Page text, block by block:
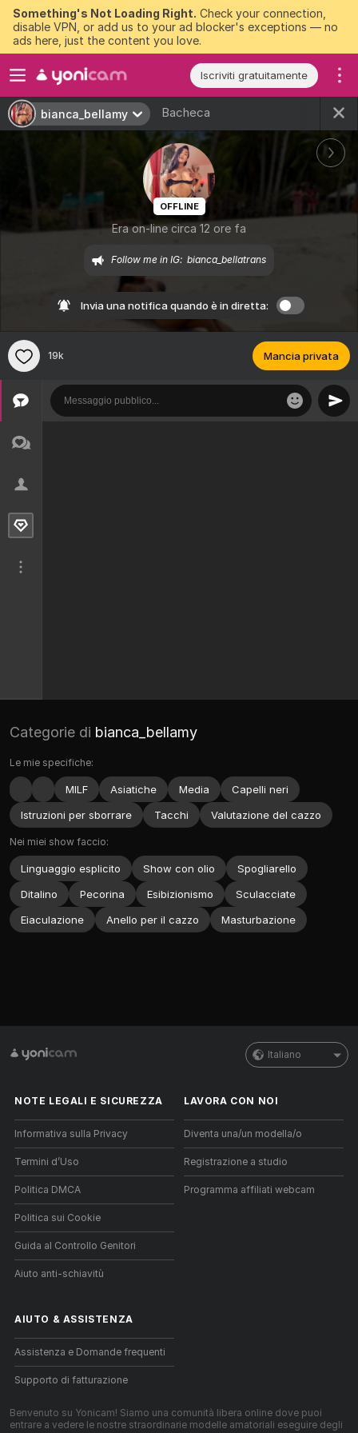
Something's Not Loading Right. Check your connection,
disable VPN, or add us to your ad blocker's exceptions — no
ads here, just the content you love.
Iscriviti gratuitamente
bianca_bellamy Bacheca
OFFLINE
Era on-line circa 12 ore fa
Follow me in IG:  bianca_bellatrans
Invia una notifica quando è in diretta:
19k Mancia privata
Categorie di bianca_bellamy
Le mie specifiche:
MILF Asiatiche Media
Capelli neri
Istruzioni per sborrare
Tacchi Valutazione del cazzo
Nei miei show faccio:
Linguaggio esplicito Show con olio
Spogliarello
Ditalino
Pecorina Esibizionismo
Sculacciate
Eiaculazione
Anello per il cazzo Masturbazione
Italiano
NOTE LEGALI E SICUREZZA
Informativa sulla Privacy
Termini d’Uso
Politica DMCA
Politica sui Cookie
Guida al Controllo Genitori
Aiuto anti-schiavitù
LAVORA CON NOI
Diventa una/un modella/o
Registrazione a studio
Programma affiliati webcam
AIUTO & ASSISTENZA
Assistenza e Domande frequenti
Supporto di fatturazione
Benvenuto su Yonicam! Siamo una comunità libera online dove puoi
entrare a vedere le nostre straordinarie modelle amatoriali eseguire degli